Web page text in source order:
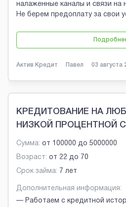
налаженные каналы и связи на
Не берем предоплату за свои
Актив Кредит Павел 03 августа
КРЕДИТОВАНИЕ НА
НИЗКОЙ ПРОЦЕНТНОЙ
Сумма: от 100000 до 5000000
Возраст: от 22 до 70
Срок займа: 7 лет
Дополнительная информация:
— Работаем с кредитной